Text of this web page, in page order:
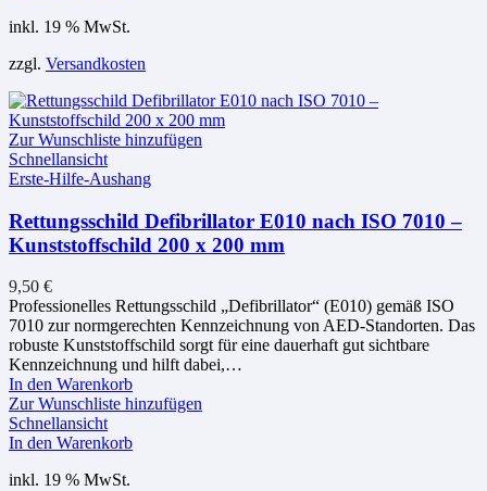
inkl. 19 % MwSt.
zzgl. Versandkosten
Zur Wunschliste hinzufügen
Schnellansicht
Erste-Hilfe-Aushang
Rettungsschild Defibrillator E010 nach ISO 7010 –
Kunststoffschild 200 x 200 mm
9,50 €
Professionelles Rettungsschild „Defibrillator“ (E010) gemäß ISO
7010 zur normgerechten Kennzeichnung von AED-Standorten. Das
robuste Kunststoffschild sorgt für eine dauerhaft gut sichtbare
Kennzeichnung und hilft dabei,…
In den Warenkorb
Zur Wunschliste hinzufügen
Schnellansicht
In den Warenkorb
inkl. 19 % MwSt.